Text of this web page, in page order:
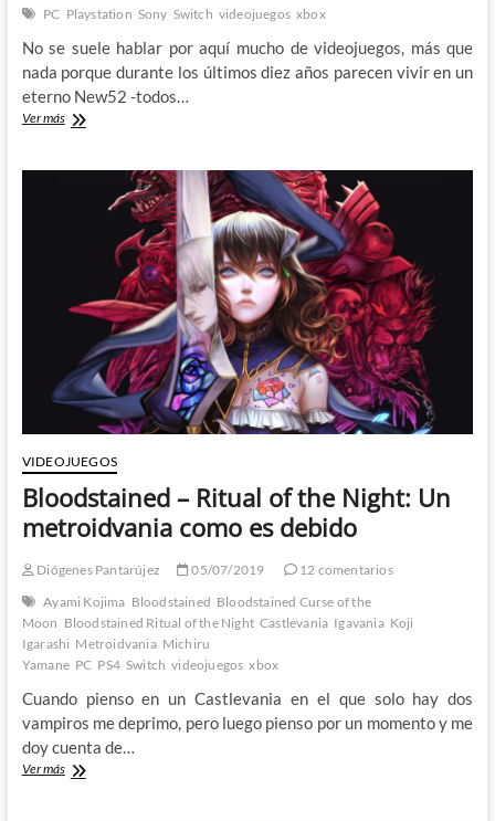
PC Playstation Sony Switch videojuegos xbox
No se suele hablar por aquí mucho de videojuegos, más que
nada porque durante los últimos diez años parecen vivir en un
eterno New52 -todos…
Ver másLas
de
VIDEOJUEGOS
Bloodstained – Ritual of the Night: Un
metroidvania como es debido
Diógenes Pantarújez 05/07/2019
12 comentarios
Ayami Kojima Bloodstained Bloodstained Curse of the
Moon Bloodstained Ritual of the Night Castlevania Igavania Koji
Igarashi Metroidvania Michiru
Yamane PC PS4 Switch videojuegos xbox
Cuando pienso en un Castlevania en el que solo hay dos
vampiros me deprimo, pero luego pienso por un momento y me
doy cuenta de…
Ver másBloodstained